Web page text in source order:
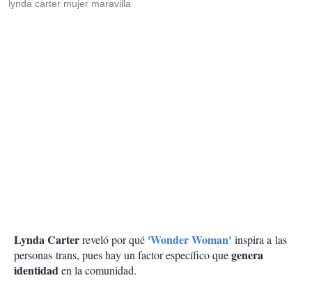
lynda carter mujer maravilla
Lynda Carterreveló por qué 'Wonder Woman' inspira a las
personas trans, pues hay un factor específico quegenera
identidaden la comunidad.